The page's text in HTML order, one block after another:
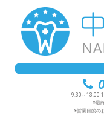
9:30～13:00
※最
※営業目的の